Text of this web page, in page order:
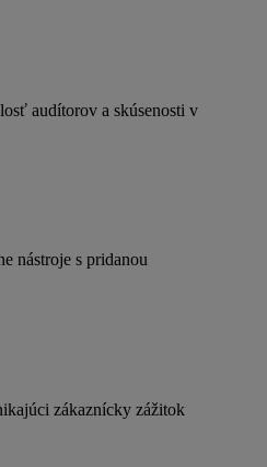
audítorov a skúsenosti v
nástroje s pridanou
zákaznícky zážitok